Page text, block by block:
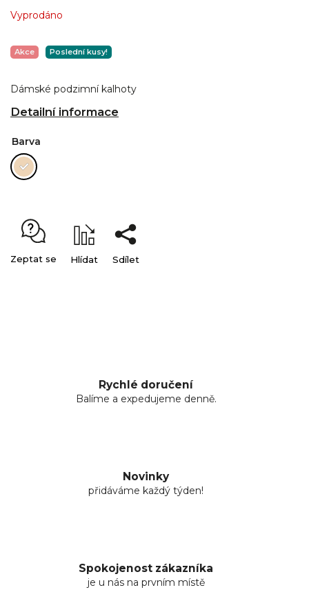
Vyprodáno
Dámské podzimní kalhoty
Detailní informace
Akce Poslední kusy!
Barva
Zeptat se Hlídat Sdílet
Rychlé doručení
Balíme a expedujeme denně.
Novinky
přidáváme každý týden!
Spokojenost zákazníka
je u nás na prvním místě